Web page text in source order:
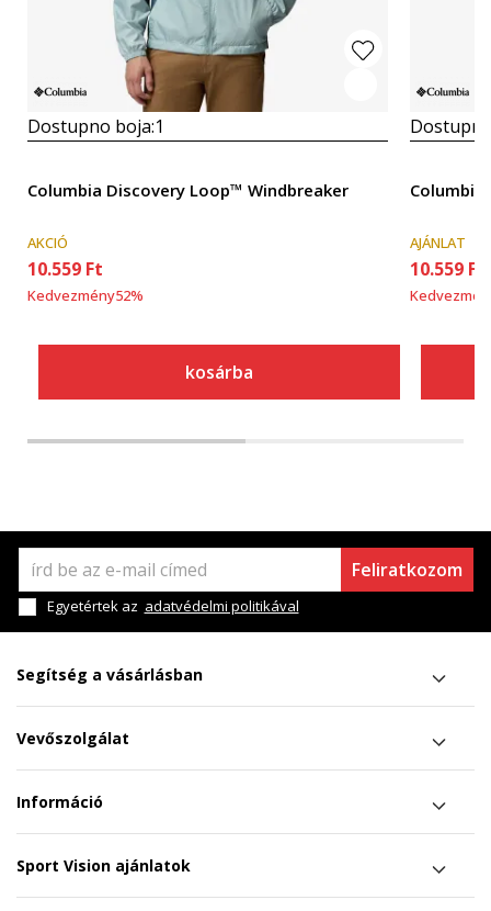
Dostupno boja:1
Columbia Discovery Loop™ Windbreaker
AKCIÓ
10.559 Ft
Kedvezmény52%
kosárba
AJÁNLAT
10.559 Ft
Feliratkozom
Egyetértek az adatvédelmi politikával
Segítség a vásárlásban
Vevőszolgálat
Információ
Sport Vision ajánlatok